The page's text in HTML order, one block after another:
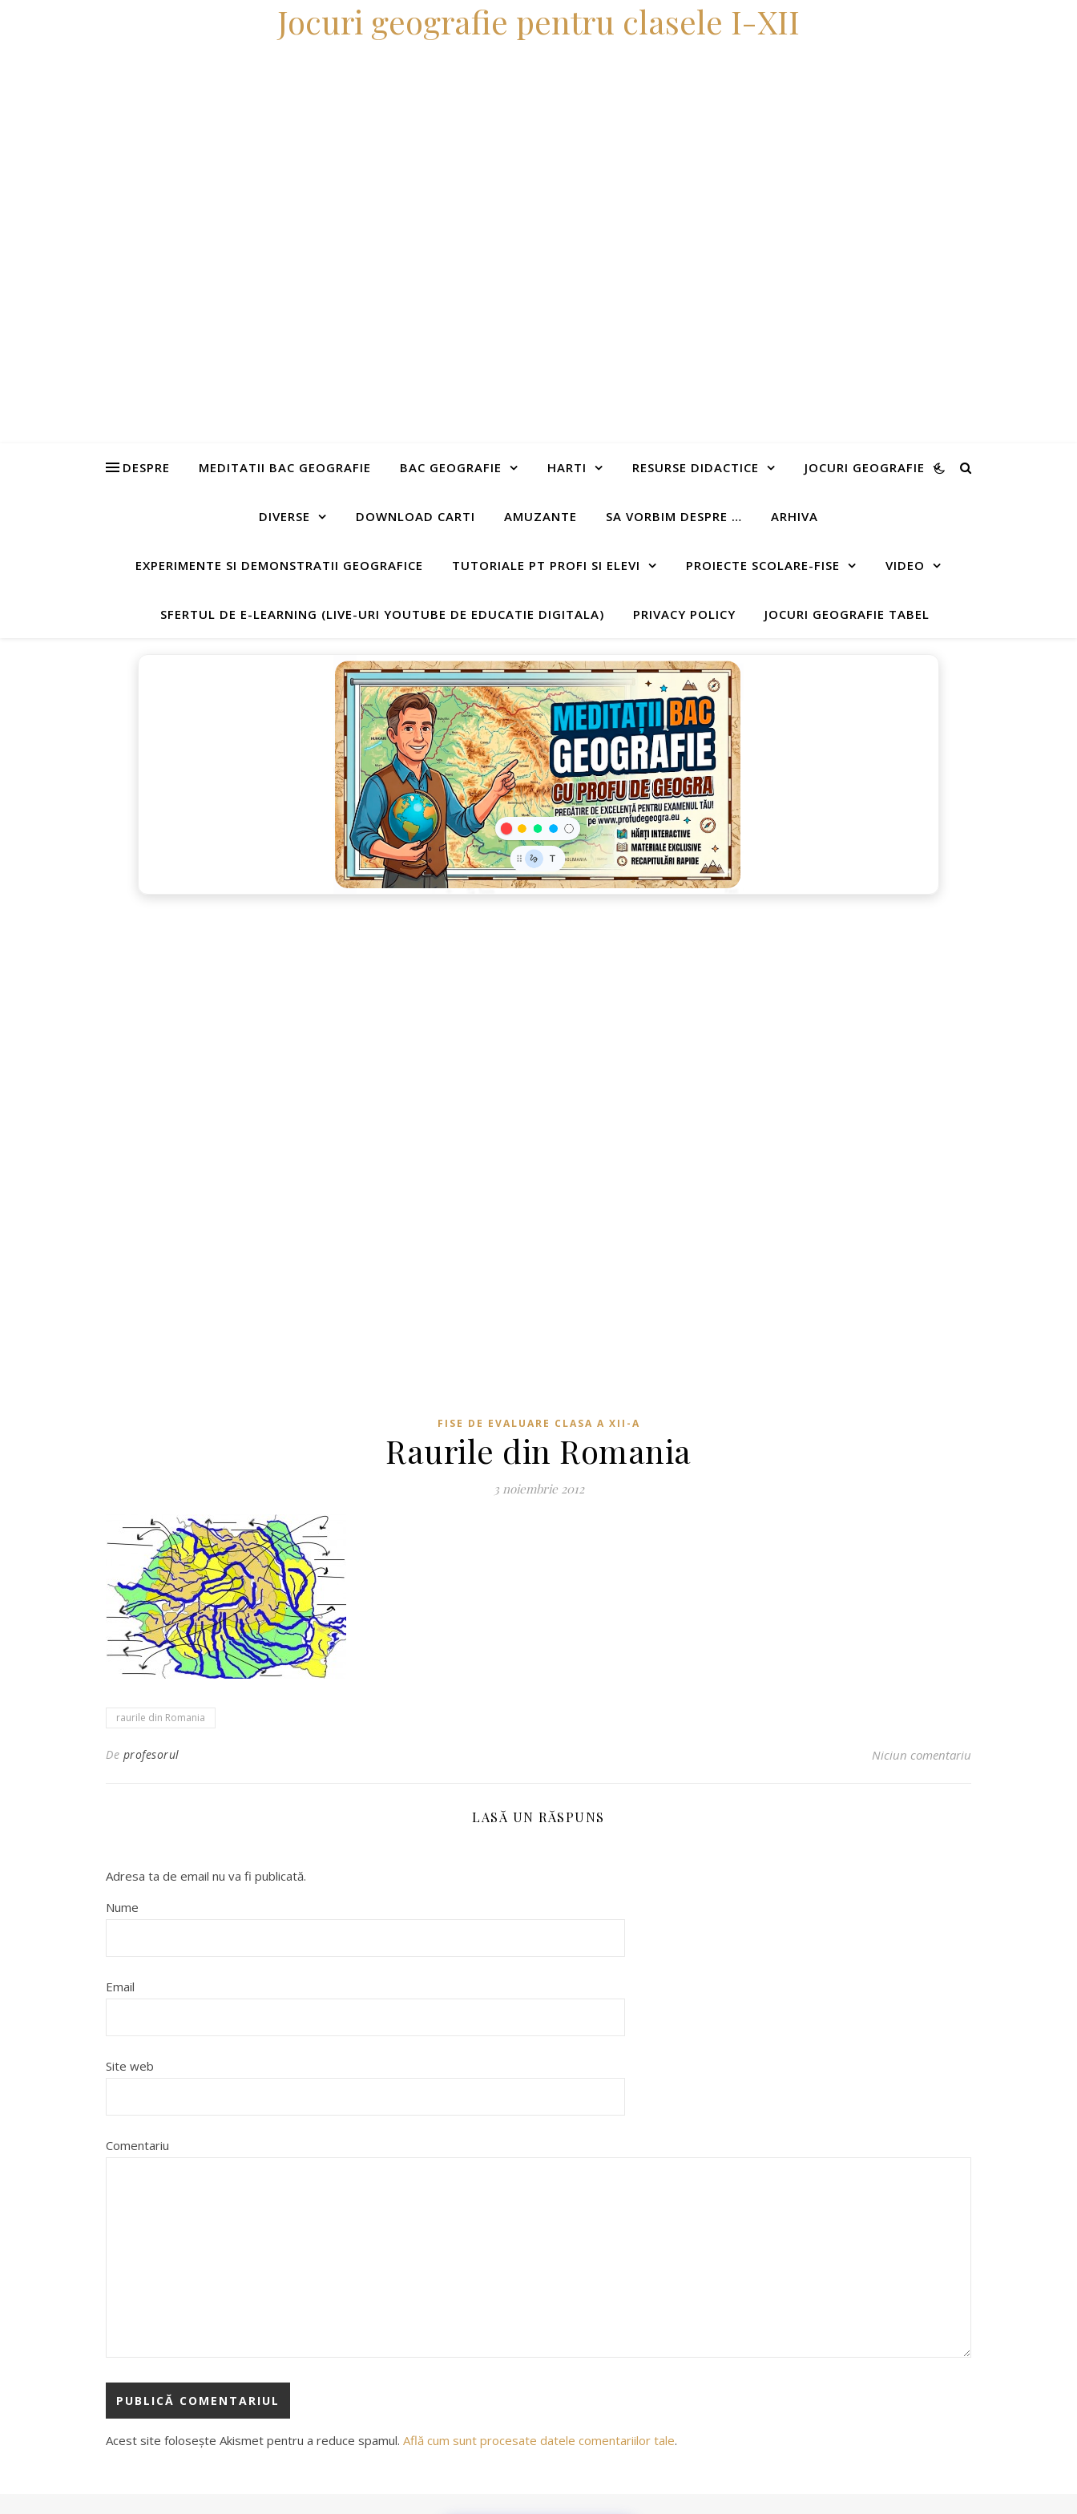
Jocuri geografie pentru clasele I-XII
DESPRE MEDITATII BAC GEOGRAFIE BAC GEOGRAFIE HARTI RESURSE DIDACTICE JOCURI GEOGRAFIE
DIVERSE DOWNLOAD CARTI AMUZANTE SA VORBIM DESPRE … ARHIVA
EXPERIMENTE SI DEMONSTRATII GEOGRAFICE TUTORIALE PT PROFI SI ELEVI PROIECTE SCOLARE-FISE VIDEO
SFERTUL DE E-LEARNING (LIVE-URI YOUTUBE DE EDUCATIE DIGITALA) PRIVACY POLICY JOCURI GEOGRAFIE TABEL
FISE DE EVALUARE CLASA A XII-A
Raurile din Romania
3 noiembrie 2012
raurile din Romania
De profesorul Niciun comentariu
LASĂ UN RĂSPUNS
Adresa ta de email nu va fi publicată.
Nume
Email
Site web
Comentariu
Acest site folosește Akismet pentru a reduce spamul. Află cum sunt procesate datele comentariilor tale.